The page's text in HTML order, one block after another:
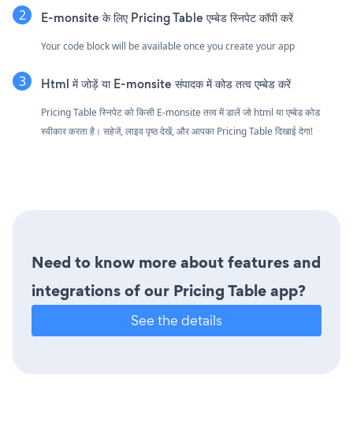
E-monsite के लिए Pricing Table एम्बेड स्निपेट कॉपी करें
Your code block will be available once you create your app
Html में जोड़ें या E-monsite संपादक में कोड तत्व एम्बेड करें
Pricing Table स्निपेट को किसी E-monsite तत्व में डालें जो html या एम्बेड कोड
स्वीकार करता है। सहेजें, लाइव पृष्ठ देखें, और आपका Pricing Table दिखाई देगा!
Need to know more about features and
integrations of our Pricing Table app?
See the details